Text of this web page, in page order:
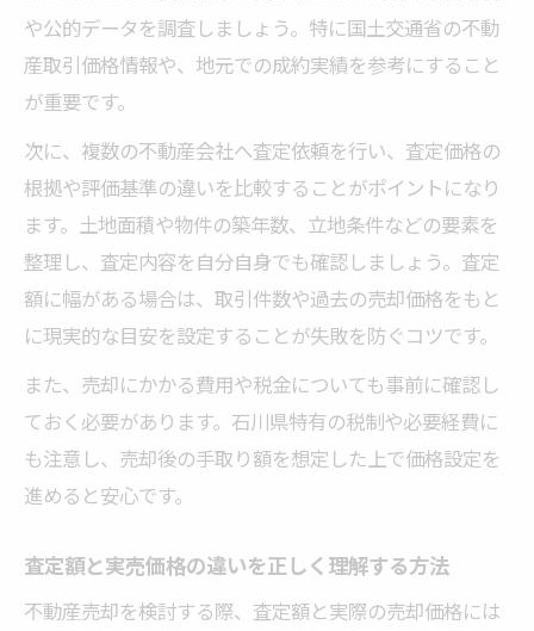
や公的データを調査しましょう。特に国土交通省の不動
産取引価格情報や、地元での成約実績を参考にすること
が重要です。
次に、複数の不動産会社へ査定依頼を行い、査定価格の
根拠や評価基準の違いを比較することがポイントになり
ます。土地面積や物件の築年数、立地条件などの要素を
整理し、査定内容を自分自身でも確認しましょう。査定
額に幅がある場合は、取引件数や過去の売却価格をもと
に現実的な目安を設定することが失敗を防ぐコツです。
また、売却にかかる費用や税金についても事前に確認し
ておく必要があります。石川県特有の税制や必要経費に
も注意し、売却後の手取り額を想定した上で価格設定を
進めると安心です。
査定額と実売価格の違いを正しく理解する方法
不動産売却を検討する際、査定額と実際の売却価格には